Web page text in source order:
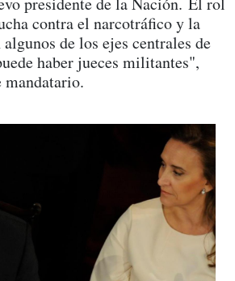
contra el narcotráfico y la
de los ejes centrales de
haber jueces militantes",
mandatario.